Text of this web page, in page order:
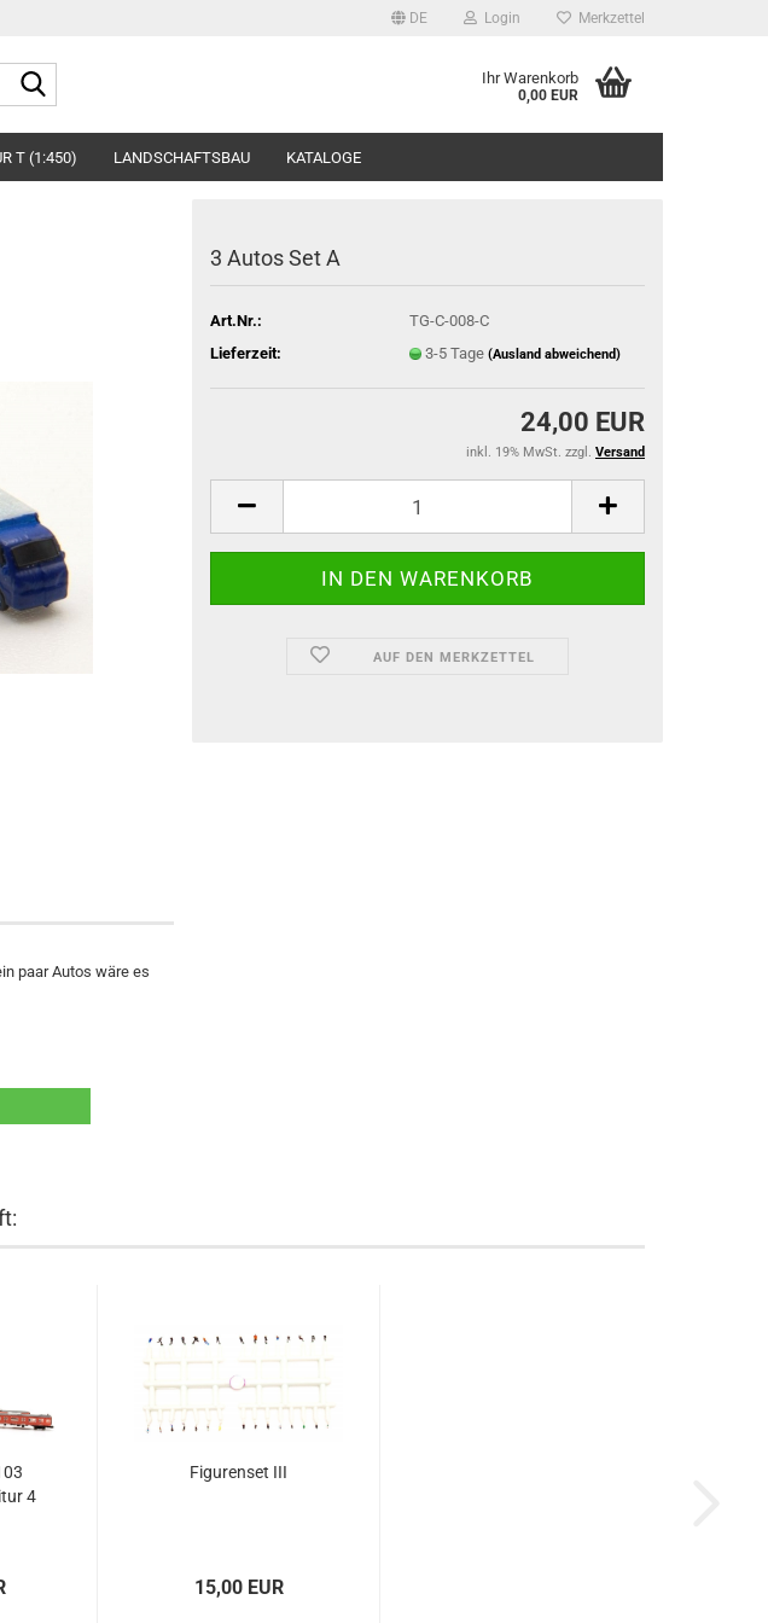
DE Login Merkzettel
Ihr Warenkorb
0,00 EUR
T (1:450) LANDSCHAFTSBAU KATALOGE
3 Autos Set A
Art.Nr.:
TG-C-008-C
Lieferzeit:
3-5 Tage (Ausland abweichend)
24,00 EUR
inkl. 19% MwSt. zzgl. Versand
AUF DEN MERKZETTEL
paar Autos wäre es
4
Figurenset III
15,00 EUR